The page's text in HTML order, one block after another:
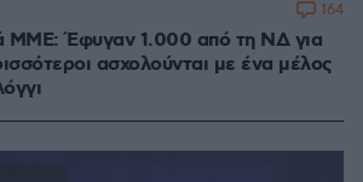
ΜΜΕ: Έφυγαν 1.000 από τη ΝΔ για
ασχολούνται με ένα μέλος
164